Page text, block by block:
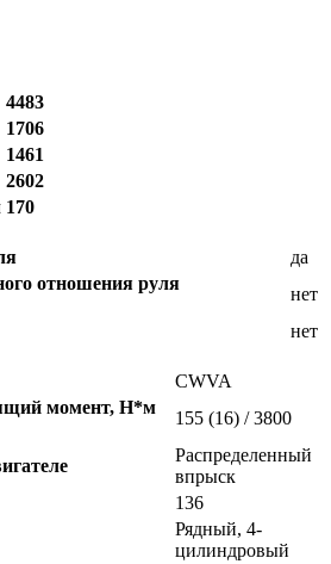
4483
1706
1461
2602
170
да
отношения руля
нет
нет
CWVA
момент, Н*м
155 (16) / 3800
Распределенный
впрыск
136
Рядный, 4-
цилиндровый